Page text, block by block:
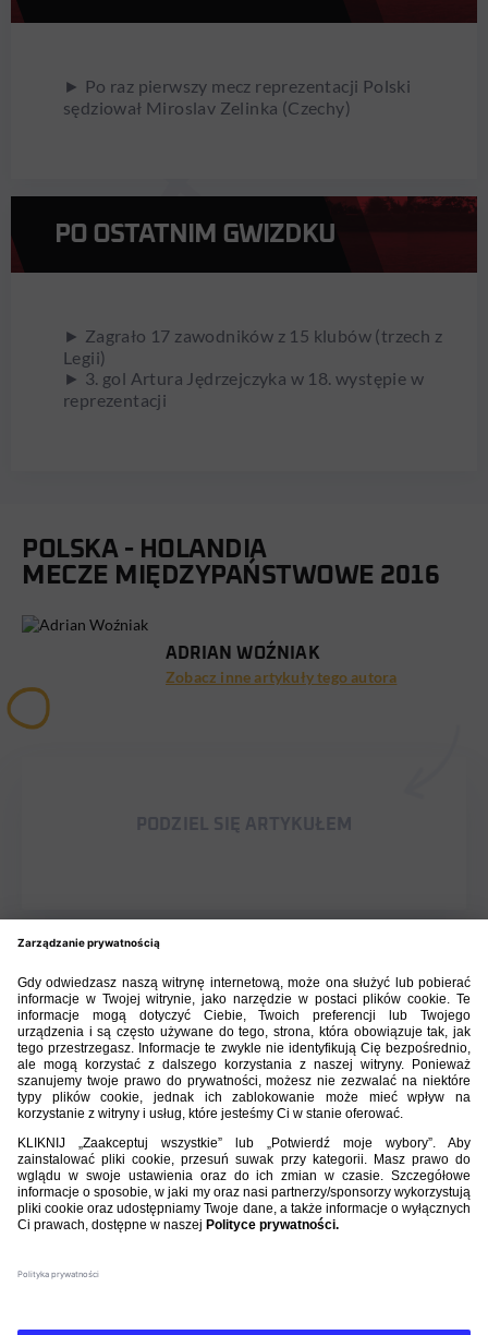
► Po raz pierwszy mecz reprezentacji Polski
sędziował Miroslav Zelinka (Czechy)
PO OSTATNIM GWIZDKU
► Zagrało 17 zawodników z 15 klubów (trzech z
Legii)
► 3. gol Artura Jędrzejczyka w 18. występie w
reprezentacji
POLSKA - HOLANDIA
MECZE MIĘDZYPAŃSTWOWE 2016
ADRIAN WOŹNIAK
Zobacz inne artykuły tego autora
PODZIEL SIĘ ARTYKUŁEM
ŁACZY NAS PIŁKA
ROZGRYWKI
PZPN